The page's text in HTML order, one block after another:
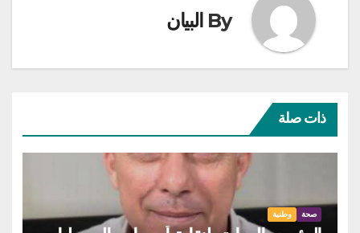
By البيان
ذات صلة
صحة وطنية